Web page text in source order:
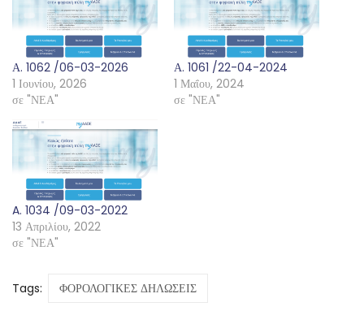
Α. 1062 /06-03-2026
1 Ιουνίου, 2026
σε "ΝΕΑ"
Α. 1061 /22-04-2024
1 Μαΐου, 2024
σε "ΝΕΑ"
A. 1034 /09-03-2022
13 Απριλίου, 2022
σε "ΝΕΑ"
Tags: ΦΟΡΟΛΟΓΙΚΕΣ ΔΗΛΩΣΕΙΣ